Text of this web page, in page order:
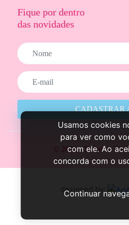
Fique por dentro
das novidades
CADASTRAR
© 2021 - Todos os
designed by:
Usamos cookies
para ver como
com ele. Ao
concorda com o
Continuar